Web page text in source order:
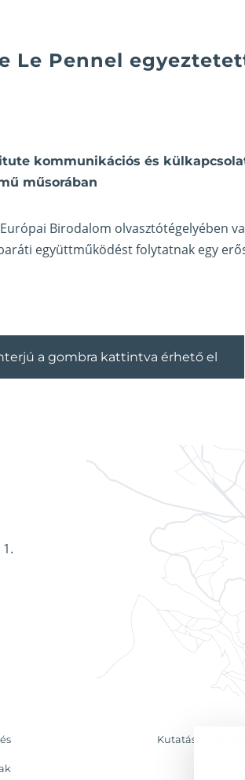
Le Pennel
kommunikációs és
műsorában
Birodalom olvasztótégelyében
együttműködést folytatnak egy
a gombra kattintva érhető el
Kutatás & Elemzés